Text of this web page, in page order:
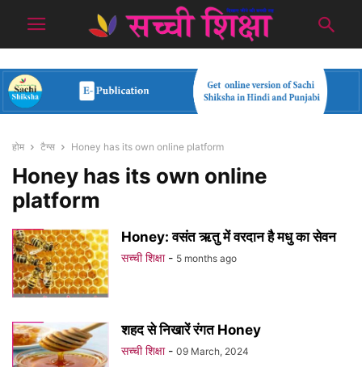
होम टैग्स Honey has its own online platform
Honey has its own online
platform
Honey: वसंत ऋतु में वरदान है मधु का सेवन
सच्ची शिक्षा - 5 months ago
शहद से निखारें रंगत Honey
सच्ची शिक्षा - 09 March, 2024